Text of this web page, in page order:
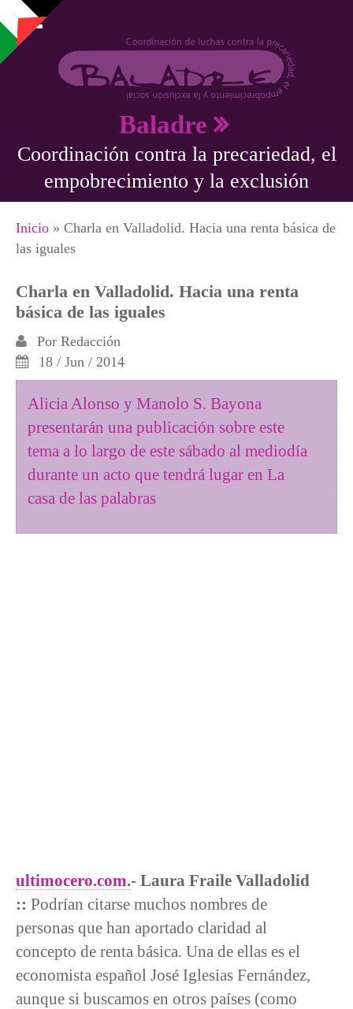
Pasar al contenido principal
Baladre
Coordinación contra la precariedad, el
empobrecimiento y la exclusión
Se encuentra usted aquí
Inicio » Charla en Valladolid. Hacia una renta básica de
las iguales
Charla en Valladolid. Hacia una renta
básica de las iguales
Por Redacción
18 / Jun / 2014
Alicia Alonso y Manolo S. Bayona
presentarán una publicación sobre este
tema a lo largo de este sábado al mediodía
durante un acto que tendrá lugar en La
casa de las palabras
ultimocero.com.- Laura Fraile Valladolid
:: Podrían citarse muchos nombres de
personas que han aportado claridad al
concepto de renta básica. Una de ellas es el
economista español José Iglesias Fernández,
aunque si buscamos en otros países (como